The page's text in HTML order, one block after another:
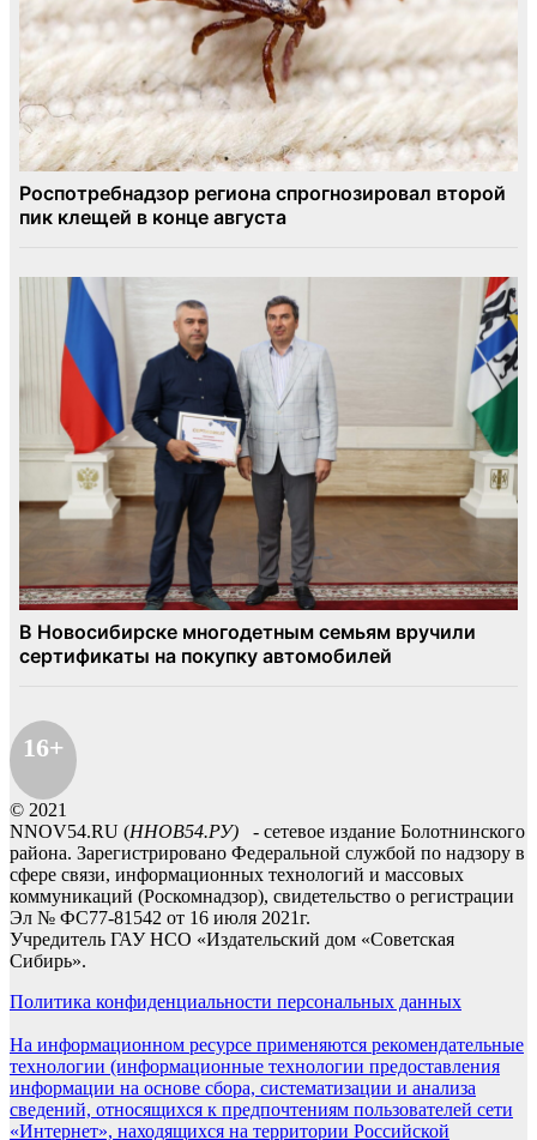
16+
© 2021
NNOV54.RU (ННОВ54.РУ) - сетевое издание Болотнинского
района. Зарегистрировано Федеральной службой по надзору в
сфере связи, информационных технологий и массовых
коммуникаций (Роскомнадзор), свидетельство о регистрации
Эл № ФС77-81542 от 16 июля 2021г.
Учредитель ГАУ НСО «Издательский дом «Советская
Сибирь».
Политика конфиденциальности персональных данных
На информационном ресурсе применяются рекомендательные
технологии (информационные технологии предоставления
информации на основе сбора, систематизации и анализа
сведений, относящихся к предпочтениям пользователей сети
«Интернет», находящихся на территории Российской